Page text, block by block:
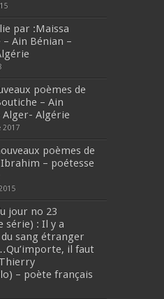
par :Maissa
Ain Bénian –
poèmes de
– Ain
Alger- Algérie
2017
poèmes de
Ibrahim – poétesse
jour no 23
série) : Il y a
sang étranger
il faut
– poète français